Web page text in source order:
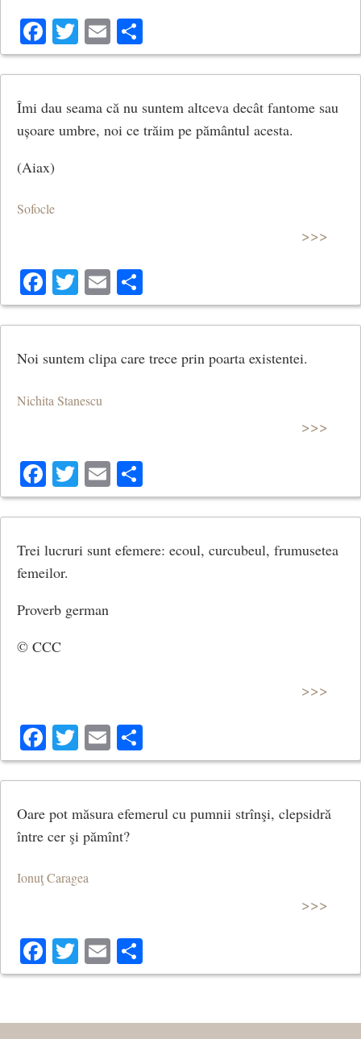
Facebook
Twitter
Email
Îmi dau seama că nu suntem altceva decât fantome sau
ușoare umbre, noi ce trăim pe pământul acesta.
(Aiax)
Sofocle
>>>
Facebook
Twitter
Email
Noi suntem clipa care trece prin poarta existentei.
Nichita Stanescu
>>>
Facebook
Twitter
Email
Trei lucruri sunt efemere: ecoul, curcubeul, frumusetea
femeilor.
Proverb german
© CCC
>>>
Facebook
Twitter
Email
Oare pot măsura efemerul cu pumnii strînşi, clepsidră
între cer şi pămînt?
Ionuţ Caragea
>>>
Facebook
Twitter
Email